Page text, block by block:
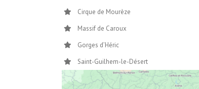
Cirque de Mourèze
Massif de Caroux
Gorges d’Héric
Saint-Guilhem-le-Désert